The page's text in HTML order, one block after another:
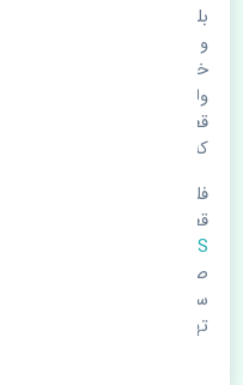
و طی مسافت مستحلک
خرابی لوازم یدکی
ولی دلایلی مثل تصادفات
قطعات یدکی باشد. خودرو
که هر قطعه روی قطعه یا
فلذا در صورت خرابی در
قطعات یدکی اقدام
ABS
به اصلی بودن و
صورت نیاز با مکانیک و
سعی خود را بفرمایید تا
تهیه بفرمایید.